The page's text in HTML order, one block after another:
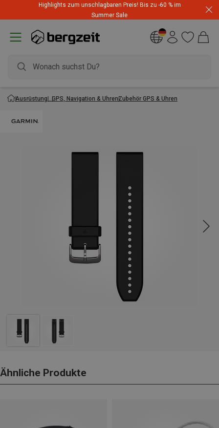
Highlights zum unschlagbaren Preis! Bis zu -60 % im
Summer Sale
Ausrüstung GPS, Navigation & UhrenZubehör GPS & Uhren
Ähnliche Produkte